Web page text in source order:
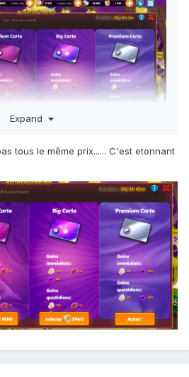
est pas XP bah tant mieux !
pas fait attention pardon
Expand
tous le même prix...... C'est etonnant